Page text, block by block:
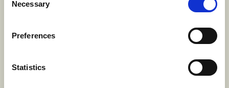
Selection
Necessary
Preferences
Statistics
17 SEPTEMBER 2026